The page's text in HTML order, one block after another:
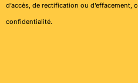
d’accès, de rectification ou d’effacement,
confidentialité.